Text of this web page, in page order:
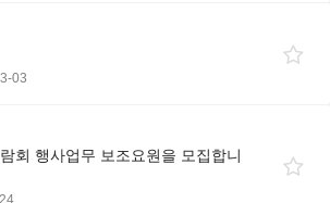
03
회 행사업무 보조요원을 모집합니